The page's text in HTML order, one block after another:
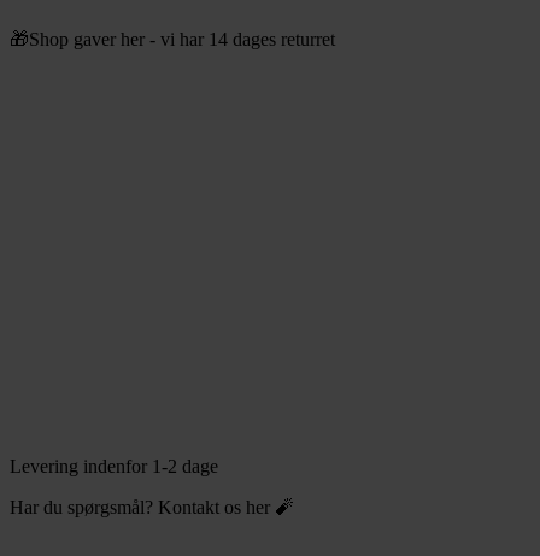
til
🎁Shop gaver her - vi har 14 dages returret
Levering indenfor 1-2 dage
Har du spørgsmål? Kontakt os her 🧨